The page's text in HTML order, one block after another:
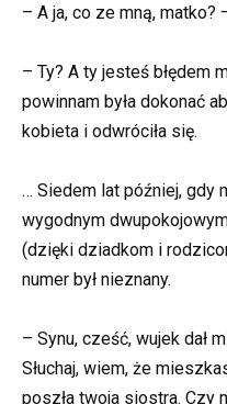
– A ja, co ze mną, matko?
– Ty? A ty jesteś błędem
powinnam była dokonać
kobieta i odwróciła się.
… Siedem lat później, gdy
wygodnym
(dzięki dziadkom i
numer był nieznany.
– Synu, cześć, wujek dał
Słuchaj, wiem, że
poszła twoja siostra. Czy